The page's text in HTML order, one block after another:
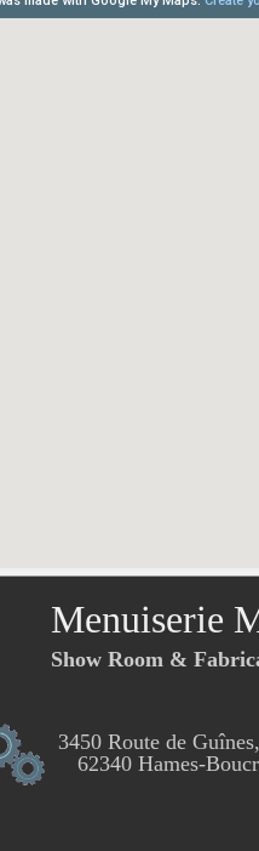
Menuiserie
Show Room &
3450 Route de Guînes,
62340 Hames-